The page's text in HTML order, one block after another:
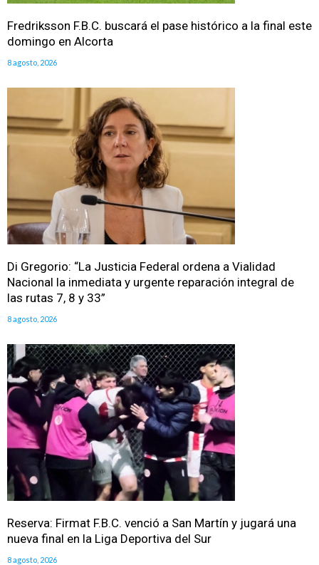
Fredriksson F.B.C. buscará el pase histórico a la final este
domingo en Alcorta
8 agosto, 2026
Di Gregorio: “La Justicia Federal ordena a Vialidad
Nacional la inmediata y urgente reparación integral de
las rutas 7, 8 y 33”
8 agosto, 2026
Reserva: Firmat F.B.C. venció a San Martín y jugará una
nueva final en la Liga Deportiva del Sur
8 agosto, 2026